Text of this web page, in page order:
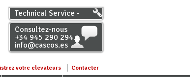
votre elevateurs Contacter
Technical Service -
Distributeur
Consultez-nous
+34 945 290 294
info@cascos.es